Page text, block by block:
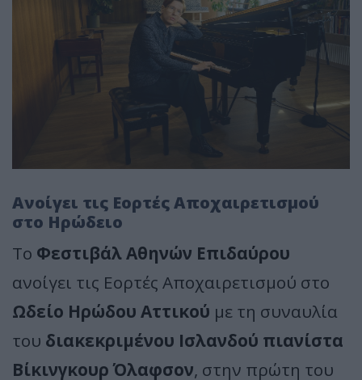
Ανοίγει τις Εορτές Αποχαιρετισμού
στο Ηρώδειο
Το Φεστιβάλ Αθηνών Επιδαύρου
ανοίγει τις Εορτές Αποχαιρετισμού στο
Ωδείο Ηρώδου Αττικού με τη συναυλία
του διακεκριμένου Ισλανδού πιανίστα
Βίκινγκουρ Όλαφσον, στην πρώτη του